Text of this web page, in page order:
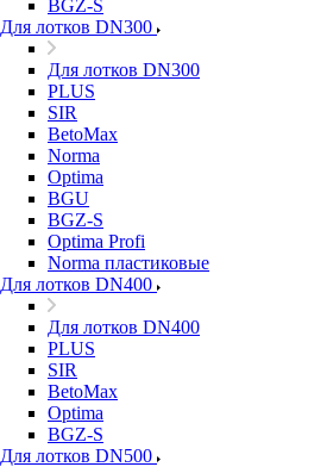
BGZ-S
Для лотков DN300
Для лотков DN300
PLUS
SIR
BetoMax
Norma
Optima
BGU
BGZ-S
Optima Profi
Norma пластиковые
Для лотков DN400
Для лотков DN400
PLUS
SIR
BetoMax
Optima
BGZ-S
Для лотков DN500